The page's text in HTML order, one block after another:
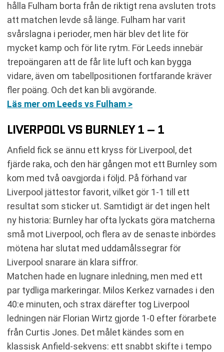
hålla Fulham borta från de riktigt rena avsluten trots
att matchen levde så länge. Fulham har varit
svårslagna i perioder, men här blev det lite för
mycket kamp och för lite rytm. För Leeds innebär
trepoängaren att de får lite luft och kan bygga
vidare, även om tabellpositionen fortfarande kräver
fler poäng. Och det kan bli avgörande.
Läs mer om Leeds vs Fulham >
LIVERPOOL VS BURNLEY 1 – 1
Anfield fick se ännu ett kryss för Liverpool, det
fjärde raka, och den här gången mot ett Burnley som
kom med två oavgjorda i följd. På förhand var
Liverpool jättestor favorit, vilket gör 1-1 till ett
resultat som sticker ut. Samtidigt är det ingen helt
ny historia: Burnley har ofta lyckats göra matcherna
små mot Liverpool, och flera av de senaste inbördes
mötena har slutat med uddamålssegrar för
Liverpool snarare än klara siffror.
Matchen hade en lugnare inledning, men med ett
par tydliga markeringar. Milos Kerkez varnades i den
40:e minuten, och strax därefter tog Liverpool
ledningen när Florian Wirtz gjorde 1-0 efter förarbete
från Curtis Jones. Det målet kändes som en
klassisk Anfield-sekvens: ett snabbt skifte i tempo